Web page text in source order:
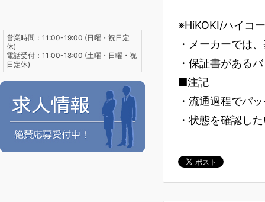
※HiKOKI/ハイコ
・メーカーでは
・保証書がある
■注記
・流通過程でパ
・状態を確認し
営業時間：11:00-19:00 (日曜・祝日定
休)
電話受付：11:00-18:00 (土曜・日曜・祝
日定休)